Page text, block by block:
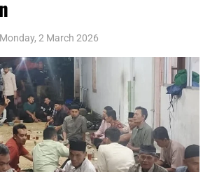
Monday, 2 March 2026